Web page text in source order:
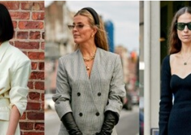
Blog
Dizüstü Bilgisayar
Seçiminde Performans